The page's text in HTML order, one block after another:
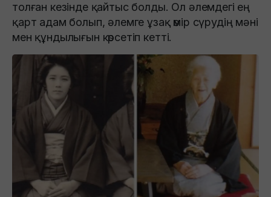
толған кезінде қайтыс болды. Ол әлемдегі ең
қарт адам болып, әлемге ұзақ өмір сүрудің мәні
мен құндылығын көрсетіп кетті.